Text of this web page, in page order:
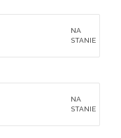
NA
STANIE
NA
STANIE